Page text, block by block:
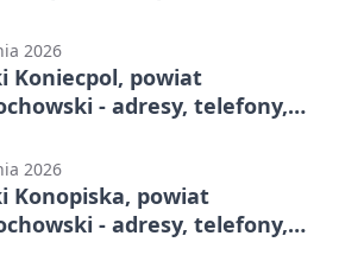
2026
Koniecpol, powiat
- adresy, telefony,
2026
Konopiska, powiat
- adresy, telefony,